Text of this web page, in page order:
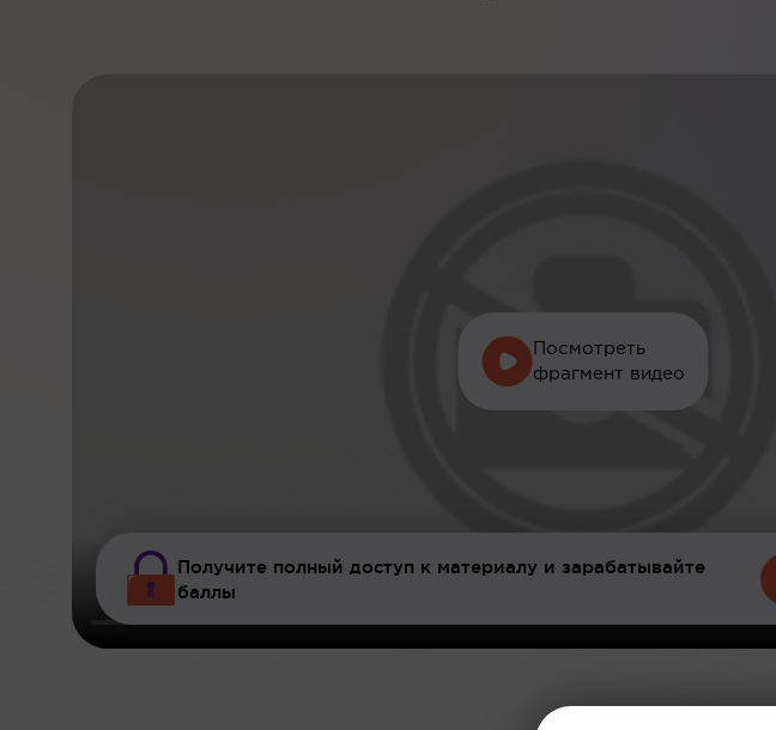
Посмотреть
фрагмент видео
Получите полный доступ к материалу и зарабатывайте
баллы